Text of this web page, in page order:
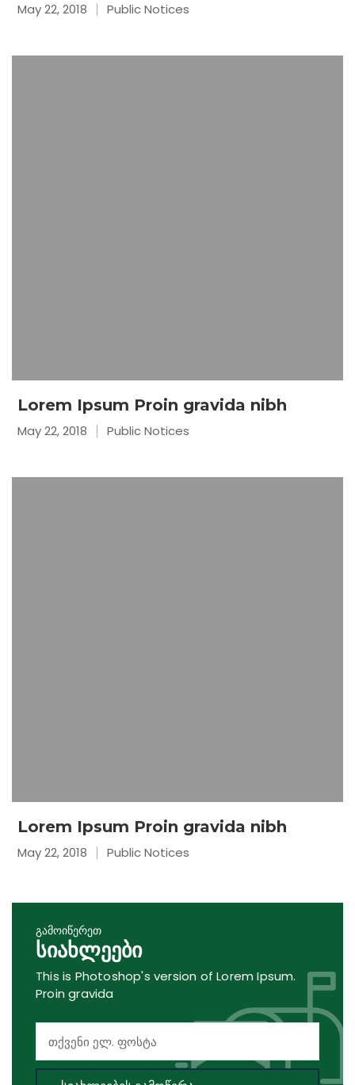
May 22, 2018 Public Notices
Lorem Ipsum Proin gravida nibh
May 22, 2018 Public Notices
Lorem Ipsum Proin gravida nibh
May 22, 2018 Public Notices
გამოიწერეთ
სიახლეები
This is Photoshop's version of Lorem Ipsum.
Proin gravida